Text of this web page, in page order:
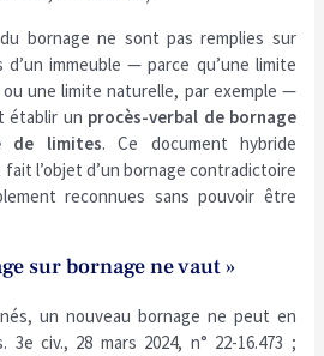
bornage ne sont pas remplies sur
d’un immeuble — parce qu’une limite
une limite naturelle, par exemple —
établir un procès-verbal de bornage
de limites. Ce document hybride
l’objet d’un bornage contradictoire
reconnues sans pouvoir être
sur bornage ne vaut »
un nouveau bornage ne peut en
3e civ., 28 mars 2024, n° 22-16.473 ;